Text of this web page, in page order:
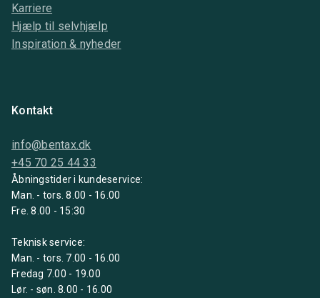
Karriere
Hjælp til selvhjælp
Inspiration & nyheder
Kontakt
info@bentax.dk
+45 70 25 44 33
Åbningstider i kundeservice:
Man. - tors. 8.00 - 16.00
Fre. 8.00 - 15:30
Teknisk service:
Man. - tors. 7.00 - 16.00
Fredag 7.00 - 19.00
Lør. - søn. 8.00 - 16.00